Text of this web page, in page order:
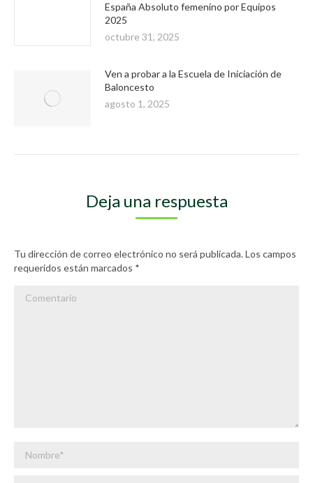
España Absoluto femenino por Equipos
2025
octubre 31, 2025
Ven a probar a la Escuela de Iniciación de
Baloncesto
agosto 1, 2025
Deja una respuesta
Tu dirección de correo electrónico no será publicada. Los campos
requeridos están marcados *
Comentario